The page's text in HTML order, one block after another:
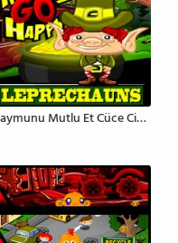
Maymunu Mutlu Et Cüce Cinler